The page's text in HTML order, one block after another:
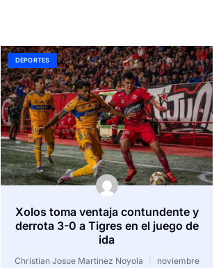
DEPORTES
Xolos toma ventaja contundente y
derrota 3-0 a Tigres en el juego de
ida
Christian Josue Martinez Noyola
noviembre